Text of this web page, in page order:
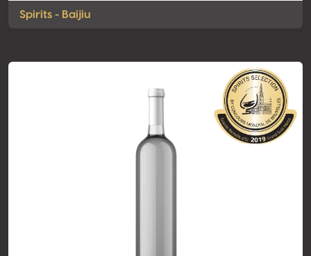
Spirits - Baijiu